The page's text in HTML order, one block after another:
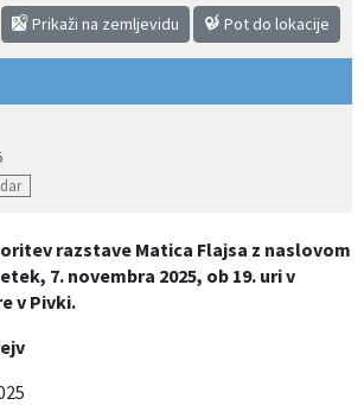
Prikaži na zemljevidu Pot do lokacije
razstave Matica Flajsa z naslovom
7. novembra 2025, ob 19. uri v
v Pivki.